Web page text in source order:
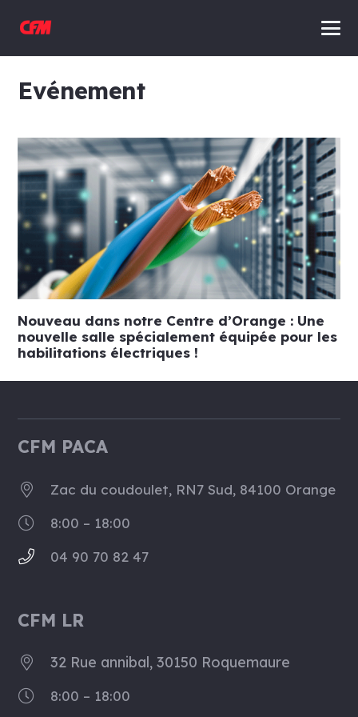
Evénement
Nouveau dans notre Centre d’Orange : Une
nouvelle salle spécialement équipée pour les
habilitations électriques !
CFM PACA
Zac du coudoulet, RN7 Sud, 84100 Orange
8:00 – 18:00
04 90 70 82 47
CFM LR
32 Rue annibal, 30150 Roquemaure
8:00 – 18:00